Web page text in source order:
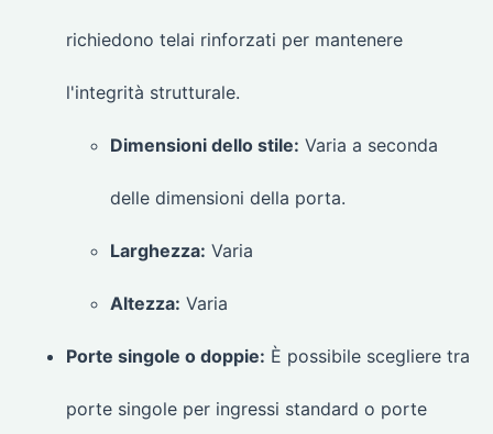
richiedono telai rinforzati per mantenere
l'integrità strutturale.
Dimensioni dello stile: Varia a seconda
delle dimensioni della porta.
Larghezza: Varia
Altezza: Varia
Porte singole o doppie: È possibile scegliere tra
porte singole per ingressi standard o porte